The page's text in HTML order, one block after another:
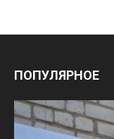
ПОПУЛЯРНОЕ